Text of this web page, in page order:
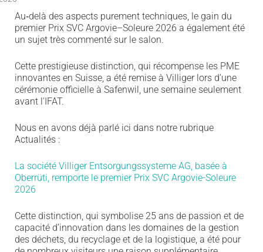
Au‑delà des aspects purement techniques, le gain du
premier Prix SVC Argovie–Soleure 2026 a également été
un sujet très commenté sur le salon.
Cette prestigieuse distinction, qui récompense les PME
innovantes en Suisse, a été remise à Villiger lors d’une
cérémonie officielle à Safenwil, une semaine seulement
avant l’IFAT.
Nous en avons déjà parlé ici dans notre rubrique
Actualités :
La société Villiger Entsorgungssysteme AG, basée à
Oberrüti, remporte le premier Prix SVC Argovie-Soleure
2026
Cette distinction, qui symbolise 25 ans de passion et de
capacité d’innovation dans les domaines de la gestion
des déchets, du recyclage et de la logistique, a été pour